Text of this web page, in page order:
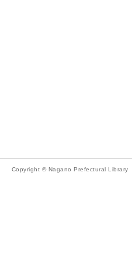
Copyright © Nagano Prefectural Library